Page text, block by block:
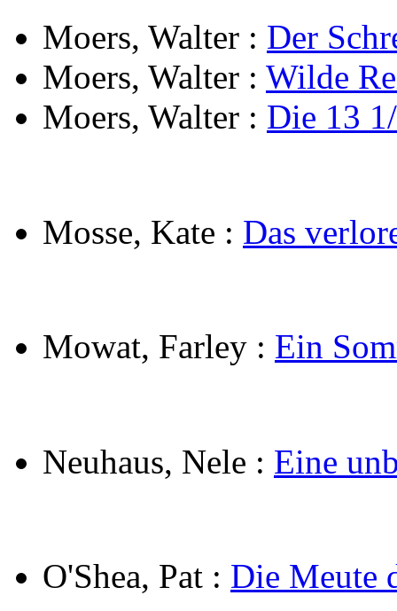
Moers, Walter : Der
Moers, Walter : Wilde
Moers, Walter : Die 13
Mosse, Kate : Das
Mowat, Farley : Ein
Neuhaus, Nele : Eine
O'Shea, Pat : Die Meute